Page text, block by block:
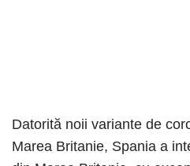
Datorită noii variante de
Marea Britanie, Spania a